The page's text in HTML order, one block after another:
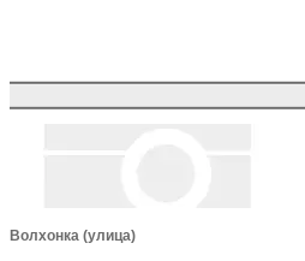
Волхонка (улица)